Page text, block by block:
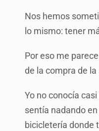
Nos hemos
lo mismo: tener
Por eso me
de la compra de
Yo no conocía
sentía nadando
bicicletería donde